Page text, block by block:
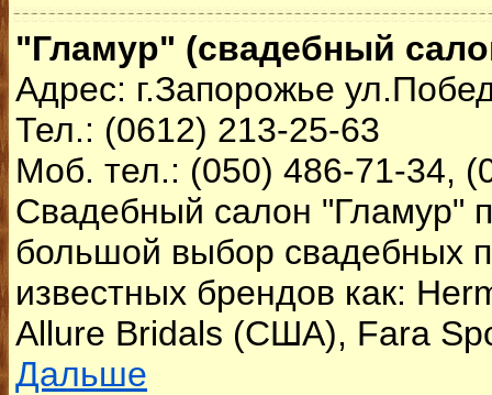
"Гламур" (свадебный
Адрес: г.Запорожье
Тел.: (0612) 213-25-63
Моб. тел.: (050) 486-71-34,
Свадебный салон "Гламур"
большой выбор свадебных
известных брендов как:
Allure Bridals (США), Fara
Дальше